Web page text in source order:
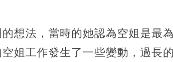
想法，當時的她認為空姐是最
姐工作發生了一些變動，過長